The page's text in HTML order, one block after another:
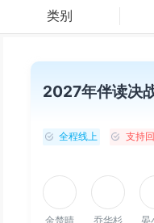
类别
2027年伴读决
全程线上 支持
金楚晴 乔华杉 晏